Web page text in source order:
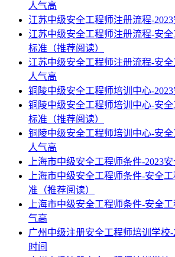
人气高
江苏中级安全工程师注册流程-
江苏中级安全工程师注册流程-安
标准（推荐阅读）
江苏中级安全工程师注册流程-安
人气高
铜陵中级安全工程师培训中心-
铜陵中级安全工程师培训中心-安
标准（推荐阅读）
铜陵中级安全工程师培训中心-安
人气高
上海市中级安全工程师条件-2023
上海市中级安全工程师条件-安全
准（推荐阅读）
上海市中级安全工程师条件-安全
气高
广州中级注册安全工程师培训学校
时间